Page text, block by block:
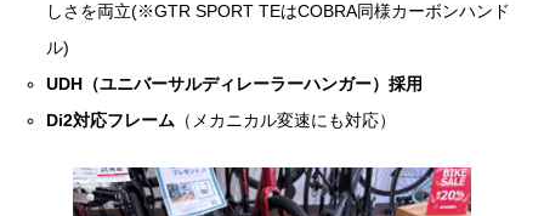
しさを両立(※GTR SPORT TEはCOBRA同様カーボンハンド
ル)
UDH（ユニバーサルディレーラーハンガー）採用
Di2対応フレーム （メカニカル変速にも対応）